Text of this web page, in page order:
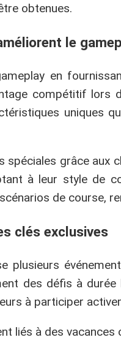
obtenues.
le
en
compétitif
uniques
spéciales grâce aux
à leur style de
de course,
clés exclusives
plusieurs
des défis à
à participer
liés à des